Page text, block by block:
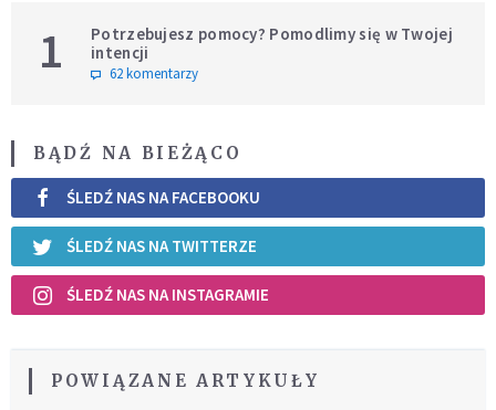
1
Potrzebujesz pomocy? Pomodlimy się w Twojej
intencji
62 komentarzy
BĄDŹ NA BIEŻĄCO
ŚLEDŹ NAS NA FACEBOOKU
ŚLEDŹ NAS NA TWITTERZE
ŚLEDŹ NAS NA INSTAGRAMIE
POWIĄZANE ARTYKUŁY